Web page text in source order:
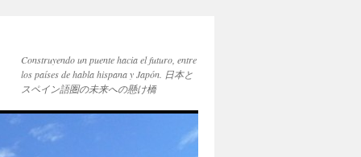
Construyendo un puente hacia el futuro, entre
los países de habla hispana y Japón. 日本と
スペイン語圏の未来への懸け橋